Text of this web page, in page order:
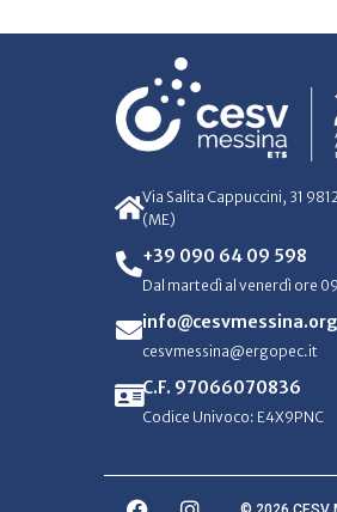
Via Salita Cappuccini, 31
(ME)
+39 090 64 09 598
Dal martedì al venerdì ore
info@cesvmessina.org
cesvmessina@ergopec.it
C.F. 97066070836
Codice Univoco: E4X9PNC